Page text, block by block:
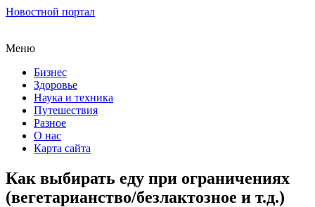
Новостной портал
Меню
Бизнес
Здоровье
Наука и техника
Путешествия
Разное
О нас
Карта сайта
Как выбирать еду при ограничениях
(вегетарианство/безлактозное и т.д.)